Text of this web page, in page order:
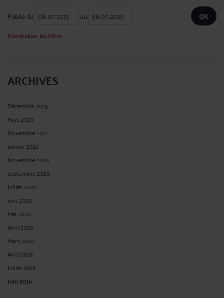
Publié du au
Réinitialiser les filtres
ARCHIVES
Décembre 2025
Mars 2023
Novembre 2022
Janvier 2021
Novembre 2020
Septembre 2020
Juillet 2020
Juin 2020
Mai 2020
Avril 2020
Mars 2020
Avril 2018
Juillet 2016
Juin 2016